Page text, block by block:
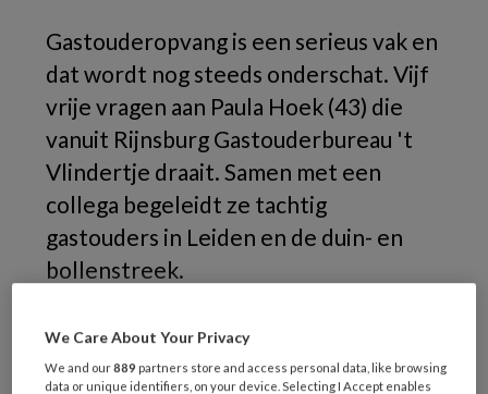
Gastouderopvang is een serieus vak en
dat wordt nog steeds onderschat. Vijf
vrije vragen aan Paula Hoek (43) die
vanuit Rijnsburg Gastouderbureau 't
Vlindertje draait. Samen met een
collega begeleidt ze tachtig
gastouders in Leiden en de duin- en
bollenstreek.
1.
We Care About Your Privacy
We and our889 partners store and access personal data, like browsing
data or unique identifiers, on your device. Selecting I Accept enables